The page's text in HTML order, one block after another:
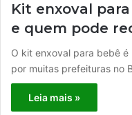
Kit enxoval
e quem pode
O kit enxoval para bebê
por muitas prefeituras no
Leia mais »